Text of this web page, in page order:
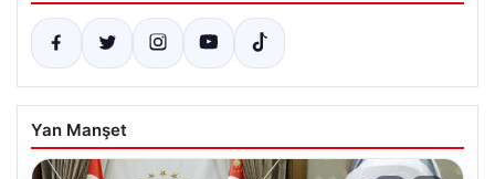
Yan Manşet